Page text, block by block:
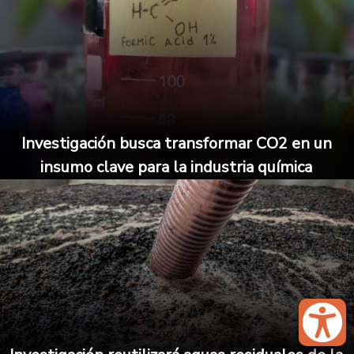
Investigación busca transformar CO2 en un
insumo clave para la industria química